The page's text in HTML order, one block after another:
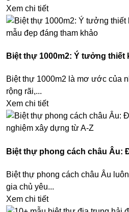
Xem chi tiết
Biệt thự 1000m2: Ý tưởng thiết
Biệt thự 1000m2 là mơ ước của
rộng rãi,...
Xem chi tiết
Biệt thự phong cách châu Âu:
Biệt thự phong cách châu Âu
gia chủ yêu...
Xem chi tiết